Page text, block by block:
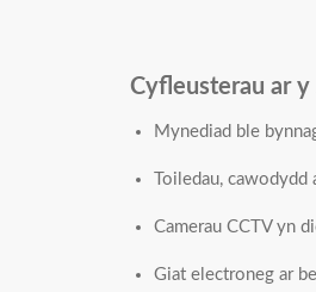
Cyfleusterau ar y
Mynediad ble
Toiledau,
Camerau CCTV yn
Giat electroneg ar